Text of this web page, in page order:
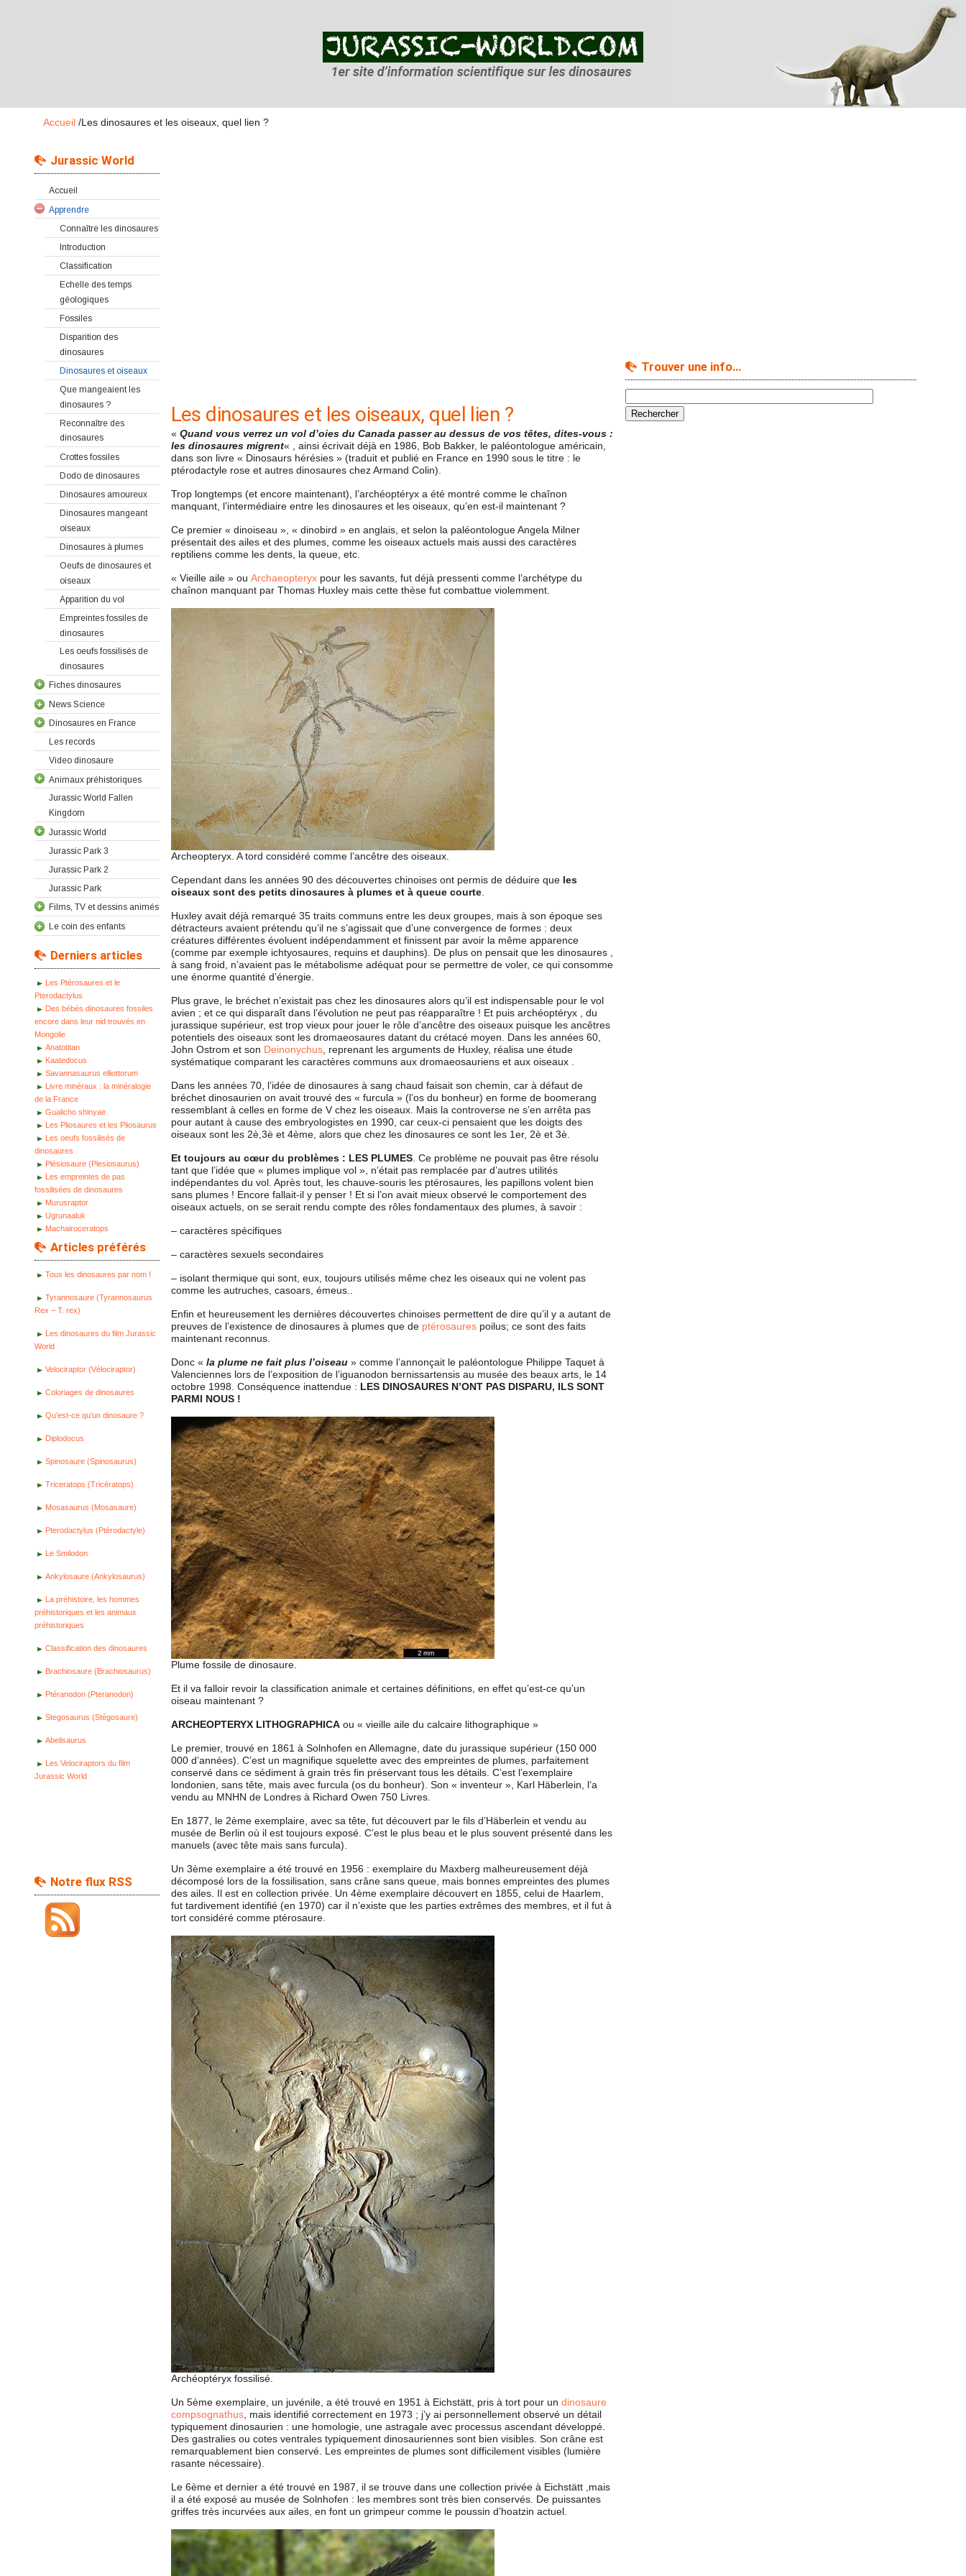
Accueil /Les dinosaures et les oiseaux, quel lien ?
Jurassic World
Accueil
Apprendre
Connaître les dinosaures
Introduction
Classification
Echelle des temps
géologiques
Fossiles
Disparition des
dinosaures
Dinosaures et oiseaux
Que mangeaient les
dinosaures ?
Reconnaître des
dinosaures
Crottes fossiles
Dodo de dinosaures
Dinosaures amoureux
Dinosaures mangeant
oiseaux
Dinosaures à plumes
Oeufs de dinosaures et
oiseaux
Apparition du vol
Empreintes fossiles de
dinosaures
Les oeufs fossilisés de
dinosaures
Fiches dinosaures
News Science
Dinosaures en France
Les records
Video dinosaure
Animaux préhistoriques
Jurassic World Fallen
Kingdom
Jurassic World
Jurassic Park 3
Jurassic Park 2
Jurassic Park
Films, TV et dessins animés
Le coin des enfants
Derniers articles
Les Ptérosaures et le
Pterodactylus
Des bébés dinosaures fossiles
encore dans leur nid trouvés en
Mongolie
Anatotitan
Kaatedocus
Savannasaurus elliottorum
Livre minéraux : la minéralogie
de la France
Gualicho shinyae
Les Pliosaures et les Pliosaurus
Les oeufs fossilisés de
dinosaures
Plésiosaure (Plesiosaurus)
Les empreintes de pas
fossilisées de dinosaures
Murusraptor
Ugrunaaluk
Machairoceratops
Articles préférés
Tous les dinosaures par nom !
Tyrannosaure (Tyrannosaurus
Rex – T. rex)
Les dinosaures du film Jurassic
World
Velociraptor (Vélociraptor)
Coloriages de dinosaures
Qu’est-ce qu’un dinosaure ?
Diplodocus
Spinosaure (Spinosaurus)
Triceratops (Tricératops)
Mosasaurus (Mosasaure)
Pterodactylus (Ptérodactyle)
Le Smilodon
Ankylosaure (Ankylosaurus)
La préhistoire, les hommes
préhistoriques et les animaux
préhistoriques
Classification des dinosaures
Brachiosaure (Brachiosaurus)
Ptéranodon (Pteranodon)
Stegosaurus (Stégosaure)
Abelisaurus
Les Velociraptors du film
Jurassic World
Notre flux RSS
Les dinosaures et les oiseaux, quel lien ?
« Quand vous verrez un vol d’oies du Canada passer au dessus de vos têtes, dites-vous :
les dinosaures migrent« , ainsi écrivait déjà en 1986, Bob Bakker, le paléontologue américain,
dans son livre « Dinosaurs hérésies » (traduit et publié en France en 1990 sous le titre : le
ptérodactyle rose et autres dinosaures chez Armand Colin).
Trop longtemps (et encore maintenant), l’archéoptéryx a été montré comme le chaînon
manquant, l’intermédiaire entre les dinosaures et les oiseaux, qu’en est-il maintenant ?
Ce premier « dinoiseau », « dinobird » en anglais, et selon la paléontologue Angela Milner
présentait des ailes et des plumes, comme les oiseaux actuels mais aussi des caractères
reptiliens comme les dents, la queue, etc.
« Vieille aile » ou Archaeopteryxpour les savants, fut déjà pressenti comme l’archétype du
chaînon manquant par Thomas Huxley mais cette thèse fut combattue violemment.
Archeopteryx. A tord considéré comme l’ancêtre des oiseaux.
Cependant dans les années 90 des découvertes chinoises ont permis de déduire que les
oiseaux sont des petits dinosaures à plumes et à queue courte.
Huxley avait déjà remarqué 35 traits communs entre les deux groupes, mais à son époque ses
détracteurs avaient prétendu qu’il ne s’agissait que d’une convergence de formes : deux
créatures différentes évoluent indépendamment et finissent par avoir la même apparence
(comme par exemple ichtyosaures, requins et dauphins). De plus on pensait que les dinosaures ,
à sang froid, n’avaient pas le métabolisme adéquat pour se permettre de voler, ce qui consomme
une énorme quantité d’énergie.
Plus grave, le bréchet n’existait pas chez les dinosaures alors qu’il est indispensable pour le vol
avien ; et ce qui disparaît dans l’évolution ne peut pas réapparaître ! Et puis archéoptéryx , du
jurassique supérieur, est trop vieux pour jouer le rôle d’ancêtre des oiseaux puisque les ancêtres
potentiels des oiseaux sont les dromaeosaures datant du crétacé moyen. Dans les années 60,
John Ostrom et son Deinonychus, reprenant les arguments de Huxley, réalisa une étude
systématique comparant les caractères communs aux dromaeosauriens et aux oiseaux .
Dans les années 70, l’idée de dinosaures à sang chaud faisait son chemin, car à défaut de
bréchet dinosaurien on avait trouvé des « furcula » (l’os du bonheur) en forme de boomerang
ressemblant à celles en forme de V chez les oiseaux. Mais la controverse ne s’en arrêta pas
pour autant à cause des embryologistes en 1990, car ceux-ci pensaient que les doigts des
oiseaux sont les 2è,3è et 4ème, alors que chez les dinosaures ce sont les 1er, 2è et 3è.
Et toujours au cœur du problèmes : LES PLUMES. Ce problème ne pouvait pas être résolu
tant que l’idée que « plumes implique vol », n’était pas remplacée par d’autres utilités
indépendantes du vol. Après tout, les chauve-souris les ptérosaures, les papillons volent bien
sans plumes ! Encore fallait-il y penser ! Et si l’on avait mieux observé le comportement des
oiseaux actuels, on se serait rendu compte des rôles fondamentaux des plumes, à savoir :
– caractères spécifiques
– caractères sexuels secondaires
– isolant thermique qui sont, eux, toujours utilisés même chez les oiseaux qui ne volent pas
comme les autruches, casoars, émeus..
Enfin et heureusement les dernières découvertes chinoises permettent de dire qu’il y a autant de
preuves de l’existence de dinosaures à plumes que de ptérosaurespoilus; ce sont des faits
maintenant reconnus.
Donc « la plume ne fait plus l’oiseau» comme l’annonçait le paléontologue Philippe Taquet à
Valenciennes lors de l’exposition de l’iguanodon bernissartensis au musée des beaux arts, le 14
octobre 1998. Conséquence inattendue : LES DINOSAURES N’ONT PAS DISPARU, ILS SONT
PARMI NOUS !
Plume fossile de dinosaure.
Et il va falloir revoir la classification animale et certaines définitions, en effet qu’est-ce qu’un
oiseau maintenant ?
ARCHEOPTERYX LITHOGRAPHICAou « vieille aile du calcaire lithographique »
Le premier, trouvé en 1861 à Solnhofen en Allemagne, date du jurassique supérieur (150 000
000 d’années). C’est un magnifique squelette avec des empreintes de plumes, parfaitement
conservé dans ce sédiment à grain très fin préservant tous les détails. C’est l’exemplaire
londonien, sans tête, mais avec furcula (os du bonheur). Son « inventeur », Karl Häberlein, l’a
vendu au MNHN de Londres à Richard Owen 750 Livres.
En 1877, le 2ème exemplaire, avec sa tête, fut découvert par le fils d’Häberlein et vendu au
musée de Berlin où il est toujours exposé. C’est le plus beau et le plus souvent présenté dans les
manuels (avec tête mais sans furcula).
Un 3ème exemplaire a été trouvé en 1956 : exemplaire du Maxberg malheureusement déjà
décomposé lors de la fossilisation, sans crâne sans queue, mais bonnes empreintes des plumes
des ailes. Il est en collection privée. Un 4ème exemplaire découvert en 1855, celui de Haarlem,
fut tardivement identifié (en 1970) car il n’existe que les parties extrêmes des membres, et il fut à
tort considéré comme ptérosaure.
Archéoptéryx fossilisé.
Un 5ème exemplaire, un juvénile, a été trouvé en 1951 à Eichstätt, pris à tort pour un dinosaure
compsognathus, mais identifié correctement en 1973 ; j’y ai personnellement observé un détail
typiquement dinosaurien : une homologie, une astragale avec processus ascendant développé.
Des gastralies ou cotes ventrales typiquement dinosauriennes sont bien visibles. Son crâne est
remarquablement bien conservé. Les empreintes de plumes sont difficilement visibles (lumière
rasante nécessaire).
Le 6ème et dernier a été trouvé en 1987, il se trouve dans une collection privée à Eichstätt ,mais
il a été exposé au musée de Solnhofen : les membres sont très bien conservés. De puissantes
griffes très incurvées aux ailes, en font un grimpeur comme le poussin d’hoatzin actuel.
Trouver une info…